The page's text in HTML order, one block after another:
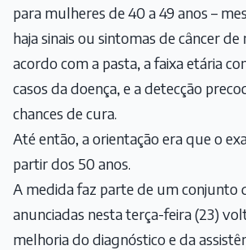
para mulheres de 40 a 49 anos –
haja sinais ou sintomas de câncer de
acordo com a pasta, a faixa etária
casos da doença, e a detecção
chances de cura.
Até então, a orientação era que o
partir dos 50 anos.
A medida faz parte de um conjunto
anunciadas nesta terça-feira (23)
melhoria do diagnóstico e da